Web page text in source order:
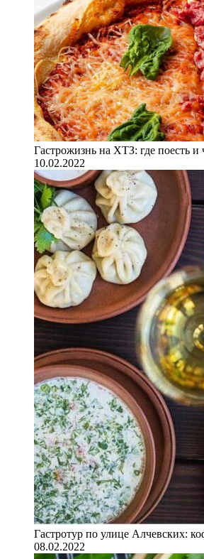
Гастрожизнь на ХТЗ: где поесть
10.02.2022
Гастротур по улице Алчевских:
08.02.2022